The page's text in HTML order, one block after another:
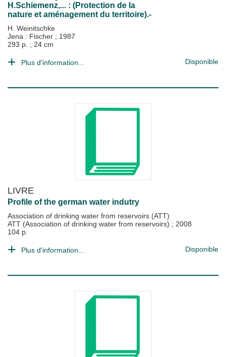
H.Schiemenz,... : (Protection de la
nature et aménagement du territoire).-
H. Weinitschke
Jena : Fischer ; 1987
293 p. ; 24 cm
Plus d'information... Disponible
LIVRE
Profile of the german water indutry
Association of drinking water from reservoirs (ATT)
ATT (Association of drinking water from reservoirs) ; 2008
104 p.
Plus d'information... Disponible